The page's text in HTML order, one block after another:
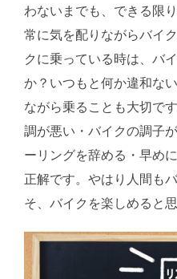
わないまでも、できる限
常に気を配りながらバイ
クに乗っている時は、バ
か？いつもと何か違和な
ながら乗ることも大切で
調が悪い・バイクの調子
ーリングを辞める・早め
正解です。やはり人間も
そ、バイクを楽しめると思